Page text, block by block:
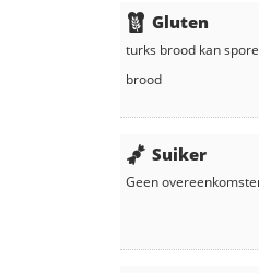
Gluten
turks brood kan
brood
Suiker
Geen